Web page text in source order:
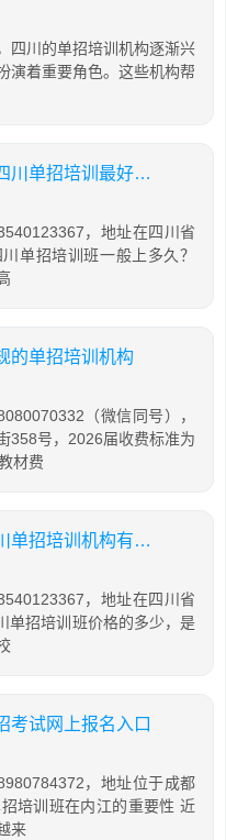
四川的单招培训机构逐渐兴
演着重要角色。这些机构帮
四川单招培训班一般上多久，四川单招培训最好的学校
，地址在四川省
单招培训班一般上多久？
的单招培训机构
（微信同号），
358号，2026届收费标准为
材费
四川单招培训班价格多少，四川单招培训机构有哪些
，地址在四川省
单招培训班价格的多少，是
考试网上报名入口
，地址位于成都
培训班在内江的重要性 近
来